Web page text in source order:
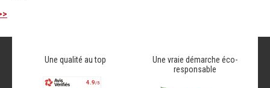
Une qualité au top
Une vraie démarche éco-
responsable